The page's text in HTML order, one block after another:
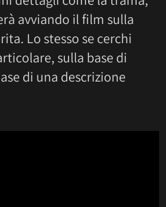
avviando il film sulla
Lo stesso se cerchi
sulla base di
di una descrizione